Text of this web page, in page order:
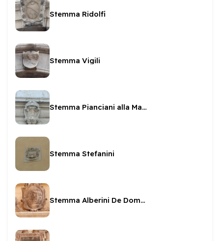
Stemma Ridolfi
Stemma Vigili
Stemma Pianciani alla Madonna di Loreto
Stemma Stefanini
Stemma Alberini De Domo della Genga